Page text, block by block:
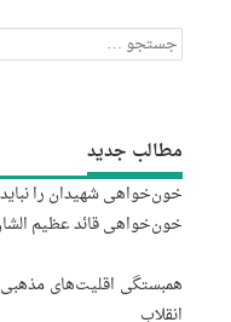
جستجو
برای:
مطالب جدید
خون‌خواهی شهیدان را
خون‌خواهی قائد عظیم
همبستگی اقلیت‌های
انقلاب